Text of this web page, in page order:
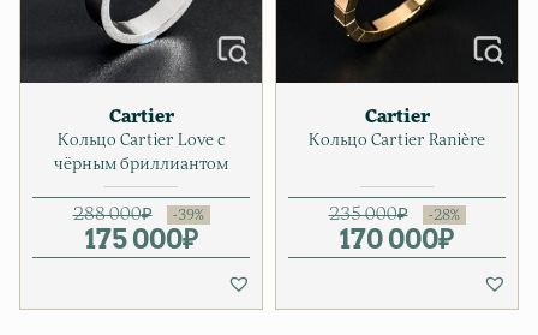
Cartier
Кольцо Cartier Love с
чёрным бриллиантом
288 000₽
Первоначальная цена
175 000₽
Текущая цена: 175 000₽.
Cartier
Кольцо Cartier Ranière
235 000₽
170 000₽
Текущая